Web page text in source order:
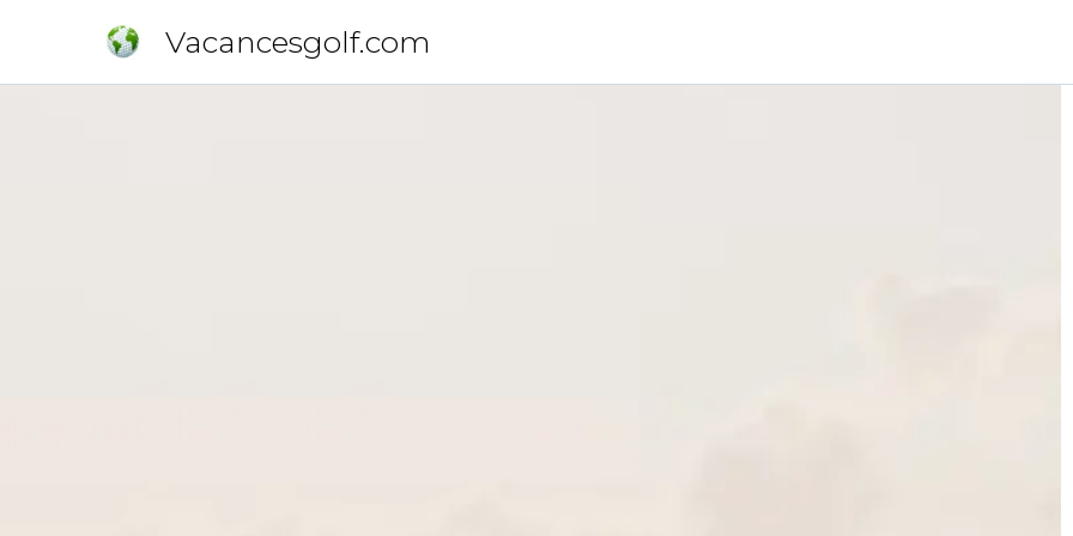
Vacancesgolf.com